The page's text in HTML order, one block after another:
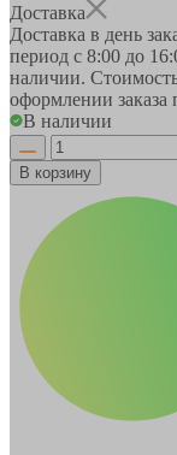
Доставка
Доставка в день
период с 8:00 до
наличии.
оформлении заказа
В наличии
В корзину